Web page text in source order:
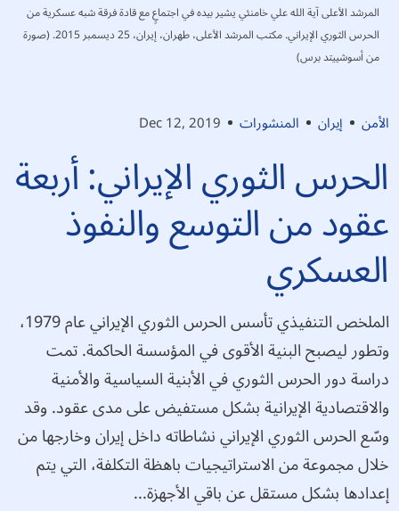
الأمن إيران المنشورات Dec 12, 2019
الحرس الثوري الإيراني: أربعة
عقود من التوسع والنفوذ
العسكري
الملخص التنفيذي تأسس الحرس الثوري الإيراني عام 1979،
وتطور ليصبح البنية الأقوى في المؤسسة الحاكمة. تمت
دراسة دور الحرس الثوري في الأبنية السياسية والأمنية
والاقتصادية الإيرانية بشكل مستفيض على مدى عقود. وقد
وسّع الحرس الثوري الإيراني نشاطاته داخل إيران وخارجها من
خلال مجموعة من الاستراتيجيات باهظة التكلفة، التي يتم
إعدادها بشكل مستقل عن باقي الأجهزة...
المرشد الأعلى آية الله علي خامنئي يشير بيده في اجتماعٍ مع قادة فرقة شبه عسكرية من
الحرس الثوري الإيراني. مكتب المرشد الأعلى، طهران، إيران، 25 ديسمبر 2015. (صورة
من أسوشييتد برس)